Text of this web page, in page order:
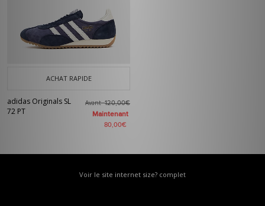
ACHAT RAPIDE
adidas Originals SL
72 PT
Avant120,00€
Maintenant
80,00€
Voir le site internet size? complet